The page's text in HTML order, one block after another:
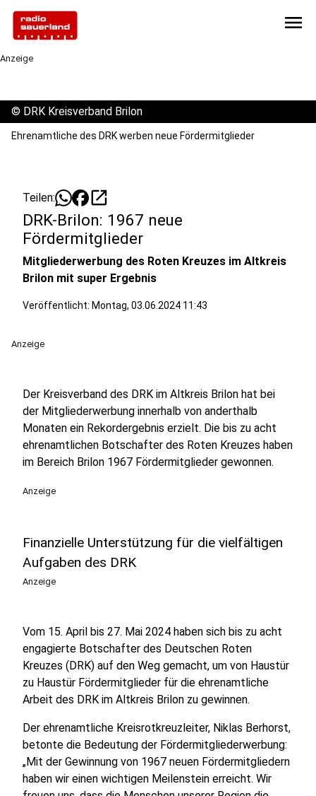
menu
Anzeige
© DRK Kreisverband Brilon
Ehrenamtliche des DRK werben neue Fördermitglieder
Teilen: open_in_new
DRK-Brilon: 1967 neue
Fördermitglieder
Mitgliederwerbung des Roten Kreuzes im Altkreis
Brilon mit super Ergebnis
Veröffentlicht: Montag, 03.06.2024 11:43
Anzeige
Der Kreisverband des DRK im Altkreis Brilon hat bei
der Mitgliederwerbung innerhalb von anderthalb
Monaten ein Rekordergebnis erzielt. Die bis zu acht
ehrenamtlichen Botschafter des Roten Kreuzes haben
im Bereich Brilon 1967 Fördermitglieder gewonnen.
Anzeige
Finanzielle Unterstützung für die vielfältigen
Aufgaben des DRK
Anzeige
Vom 15. April bis 27. Mai 2024 haben sich bis zu acht
engagierte Botschafter des Deutschen Roten
Kreuzes (DRK) auf den Weg gemacht, um von Haustür
zu Haustür Fördermitglieder für die ehrenamtliche
Arbeit des DRK im Altkreis Brilon zu gewinnen.
Der ehrenamtliche Kreisrotkreuzleiter, Niklas Berhorst,
betonte die Bedeutung der Fördermitgliederwerbung:
„Mit der Gewinnung von 1967 neuen Fördermitgliedern
haben wir einen wichtigen Meilenstein erreicht. Wir